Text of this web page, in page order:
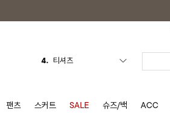
5. 플리츠
7.
팬츠 스커트 SALE 슈즈/백 ACC